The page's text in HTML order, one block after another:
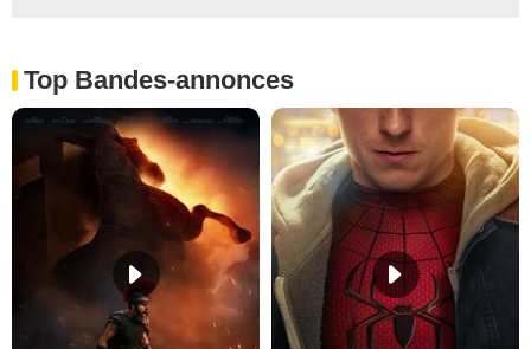
Top Bandes-annonces